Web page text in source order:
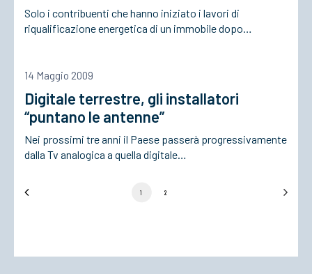
Solo i contribuenti che hanno iniziato i lavori di
riqualificazione energetica di un immobile dopo…
14 Maggio 2009
Digitale terrestre, gli installatori
“puntano le antenne”
Nei prossimi tre anni il Paese passerà progressivamente
dalla Tv analogica a quella digitale…
1 2